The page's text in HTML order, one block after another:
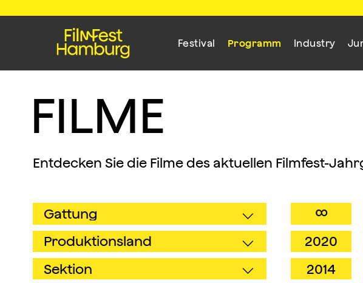
Festival Programm Industry
FILME
Entdecken Sie die Filme des aktuellen Filmfest-
∞
2020
2014